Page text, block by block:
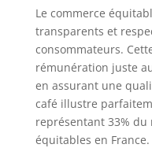
Le commerce
transparents et
consommateurs.
rémunération juste
en assurant une
café illustre
représentant 33%
équitables en France.